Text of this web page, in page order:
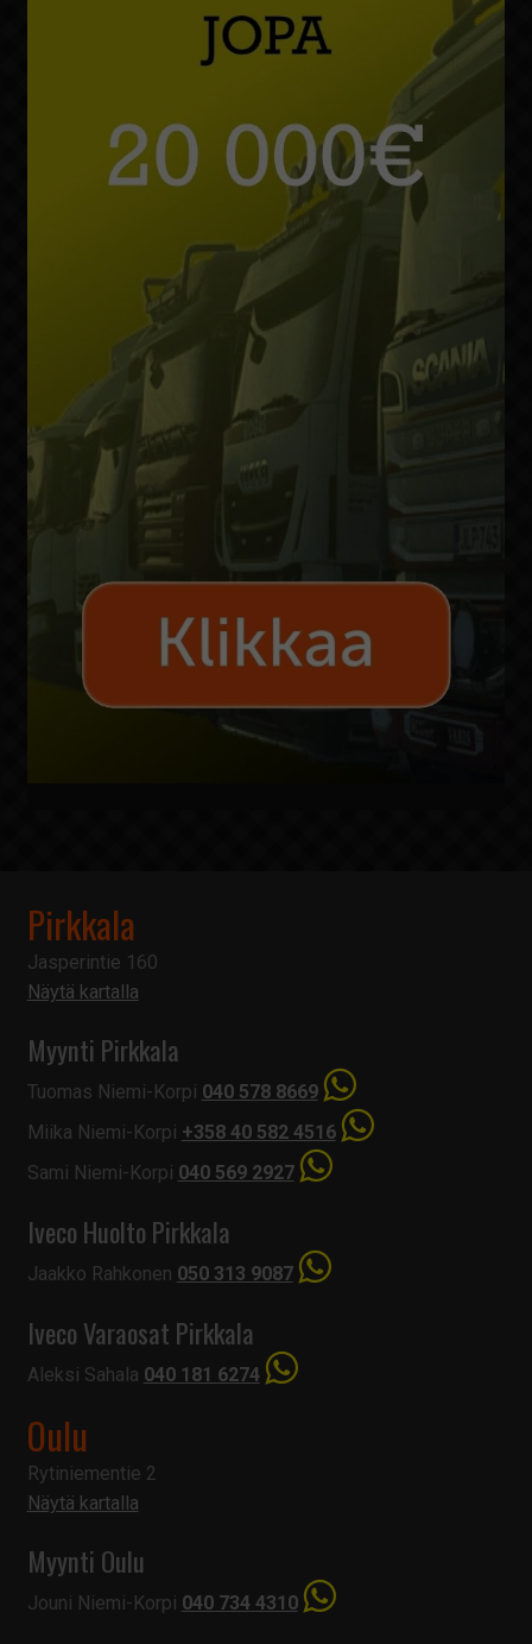
Pirkkala
Jasperintie 160
Näytä kartalla
Myynti Pirkkala
Tuomas Niemi-Korpi 040 578 8669
Miika Niemi-Korpi +358 40 582 4516
Sami Niemi-Korpi 040 569 2927
Iveco Huolto Pirkkala
Jaakko Rahkonen 050 313 9087
Iveco Varaosat Pirkkala
Aleksi Sahala 040 181 6274
Oulu
Rytiniementie 2
Näytä kartalla
Myynti Oulu
Jouni Niemi-Korpi 040 734 4310